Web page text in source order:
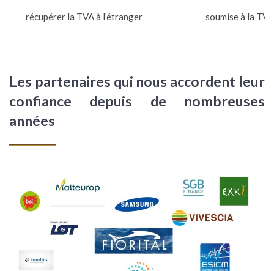
récupérer la TVA à l’étranger soumise à la
Les partenaires qui nous accordent leur
confiance depuis de nombreuses
années